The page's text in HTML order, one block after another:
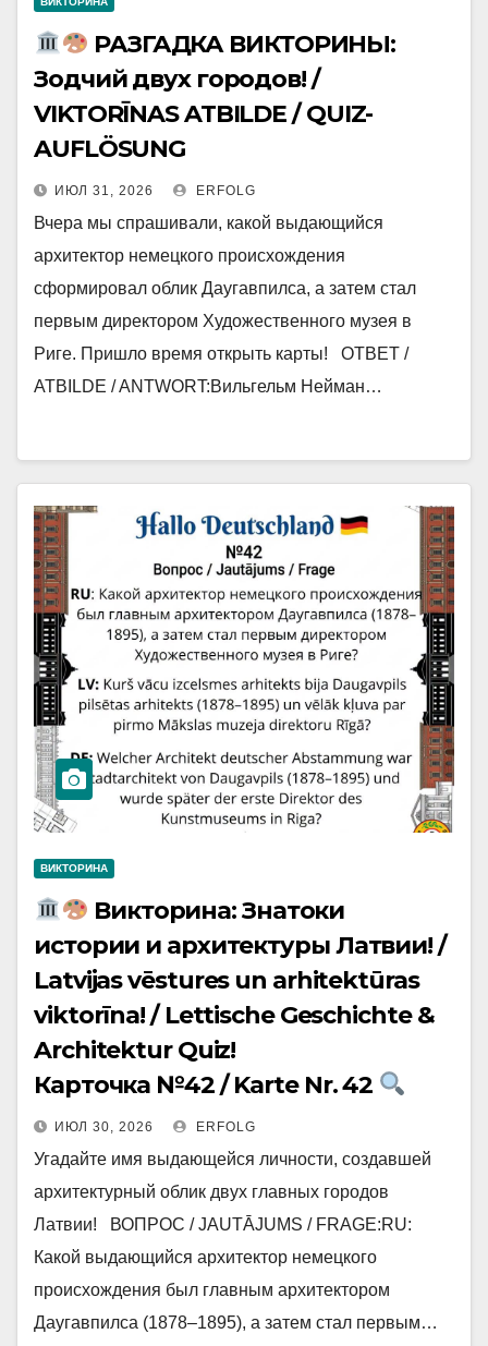
РАЗГАДКА ВИКТОРИНЫ:
Зодчий двух городов! /
VIKTORĪNAS ATBILDE / QUIZ-
AUFLÖSUNG
ИЮЛ 31, 2026 ERFOLG
Вчера мы спрашивали, какой выдающийся
архитектор немецкого происхождения
сформировал облик Даугавпилса, а затем стал
первым директором Художественного музея в
Риге. Пришло время открыть карты! ОТВЕТ /
ATBILDE / ANTWORT:Вильгельм Нейман…
ВИКТОРИНА
Викторина: Знатоки
истории и архитектуры Латвии! /
Latvijas vēstures un arhitektūras
viktorīna! / Lettische Geschichte &
Architektur Quiz!
Карточка №42 / Karte Nr. 42
ИЮЛ 30, 2026 ERFOLG
Угадайте имя выдающейся личности, создавшей
архитектурный облик двух главных городов
Латвии! ВОПРОС / JAUTĀJUMS / FRAGE:RU:
Какой выдающийся архитектор немецкого
происхождения был главным архитектором
Даугавпилса (1878–1895), а затем стал первым…